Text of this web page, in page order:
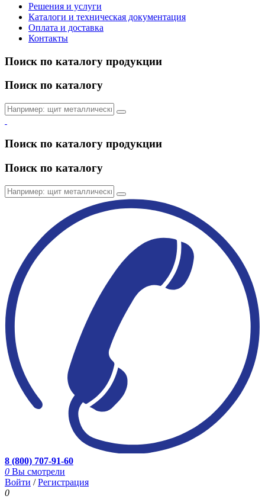
Решения и услуги
Каталоги и техническая документация
Оплата и доставка
Контакты
Поиск по каталогу продукции
Поиск по каталогу
Поиск по каталогу продукции
Поиск по каталогу
8 (800) 707-91-60
0 Вы смотрели
Войти /Регистрация
0